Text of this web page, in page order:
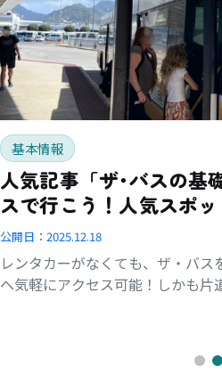
基本情報
人気記事「ザ･バスの基
スで行こう！人気スポ
羅！
公開日： 2025.12.18
レンタカーがなくても、ザ・バ
へ気軽にアクセス可能！しかも片